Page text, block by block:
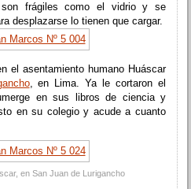
frágiles como el vidrio y se
desplazarse lo tienen que cargar.
el asentamiento humano Huáscar
, en Lima. Ya le cortaron el
en sus libros de ciencia y
en su colegio y acude a cuanto
en San Juan de Lurigancho